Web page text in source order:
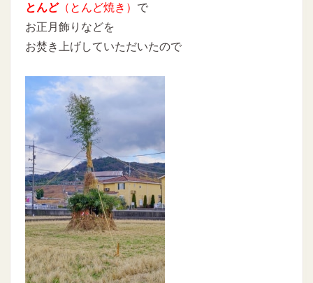
とんど（とんど焼き） で
お正月飾りなどを
お焚き上げしていただいたので